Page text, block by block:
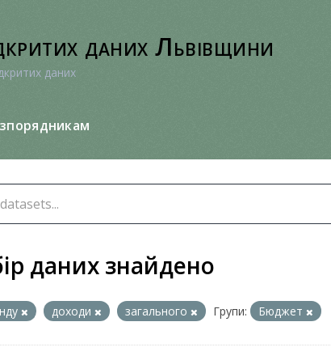
даних Львівщини
даних
даних знайдено
доходи загального Групи: Бюджет